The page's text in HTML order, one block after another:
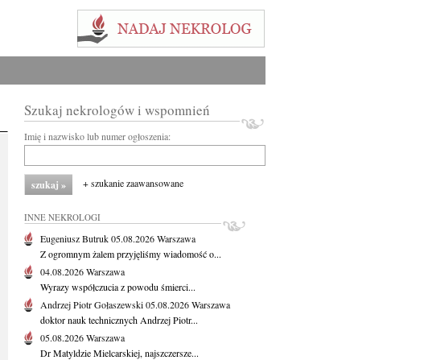
Szukaj nekrologów i wspomnień
Imię i nazwisko lub numer ogłoszenia:
+ szukanie zaawansowane
INNE NEKROLOGI
Eugeniusz Butruk05.08.2026Warszawa
Z ogromnym żalem przyjęliśmy wiadomość o...
04.08.2026Warszawa
Wyrazy współczucia z powodu śmierci...
Andrzej Piotr Gołaszewski05.08.2026Warszawa
doktor nauk technicznych Andrzej Piotr...
05.08.2026Warszawa
Dr Matyldzie Mielcarskiej, najszczersze...